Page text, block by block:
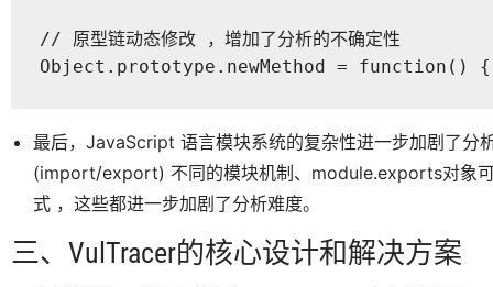
// 原型链动态修改 ，增加了分析的不确定性
Object.prototype.newMethod =
最后，JavaScript 语言模块系统的复杂性进一步加剧了
(import/export) 不同的模块机制、module.exports对象
式 ，这些都进一步加剧了分析难度。
三、VulTracer的核心设计和解决方案